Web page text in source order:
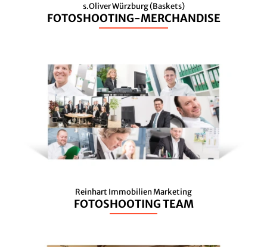
s.Oliver Würzburg (Baskets)
FOTOSHOOTING-MERCHANDISE
Reinhart Immobilien Marketing
FOTOSHOOTING TEAM